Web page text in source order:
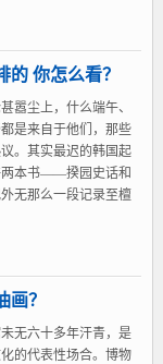
你怎么看？
嚣尘上，什么端午、
是来自于他们，那些
。其实最迟的韩国起
两本书——揆园史话和
无那么一段记录至檀
？
无六十多年汗青，是
的代表性场合。博物